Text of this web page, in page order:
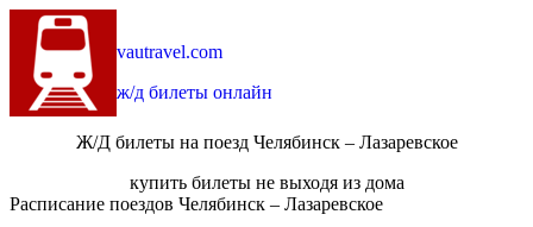
vautravel.com
ж/д билеты онлайн
Ж/Д билеты на поезд Челябинск – Лазаревское
купить билеты не выходя из дома
Расписание поездов Челябинск – Лазаревское